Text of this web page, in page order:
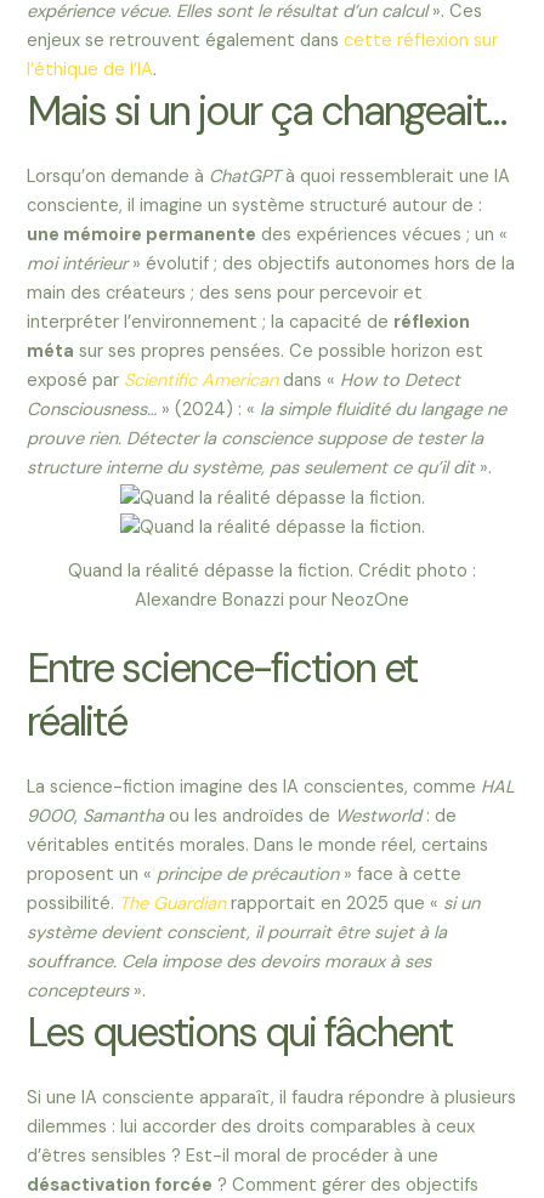
expérience vécue. Elles sont le résultat d’un calcul». Ces
enjeux se retrouvent également danscette réflexion sur
l’éthique de l’IA.
Mais si un jour ça changeait…
Lorsqu’on demande à ChatGPTà quoi ressemblerait une IA
consciente, il imagine un système structuré autour de :
une mémoire permanente des expériences vécues ; un «
moi intérieur» évolutif ; des objectifs autonomes hors de la
main des créateurs ; des sens pour percevoir et
interpréter l’environnement ; la capacité de réflexion
méta sur ses propres pensées. Ce possible horizon est
exposé par Scientific Americandans « How to Detect
Consciousness… » (2024) : « la simple fluidité du langage ne
prouve rien. Détecter la conscience suppose de tester la
structure interne du système, pas seulement ce qu’il dit».
Quand la réalité dépasse la fiction. Crédit photo :
Alexandre Bonazzi pour NeozOne
Entre science-fiction et
réalité
La science-fiction imagine des IA conscientes, comme HAL
9000, Samanthaou les androïdes de Westworld: de
véritables entités morales. Dans le monde réel, certains
proposent un « principe de précaution» face à cette
possibilité. The Guardianrapportait en 2025 que « si un
système devient conscient, il pourrait être sujet à la
souffrance. Cela impose des devoirs moraux à ses
concepteurs».
Les questions qui fâchent
Si une IA consciente apparaît, il faudra répondre à plusieurs
dilemmes : lui accorder des droits comparables à ceux
d’êtres sensibles ? Est-il moral de procéder à une
désactivation forcée ? Comment gérer des objectifs